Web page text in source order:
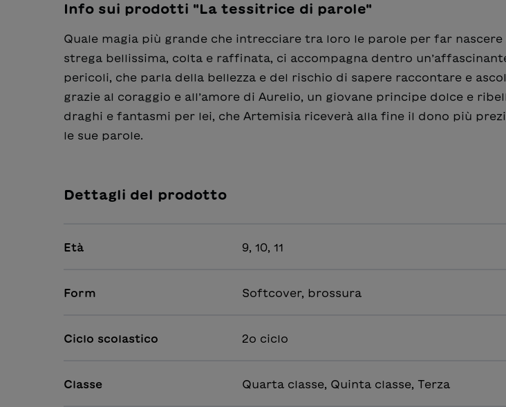
Info sui prodotti "La tessitrice di parole"
Quale magia più grande che intrecciare tra loro le parole per far nascere
strega bellissima, colta e raffinata, ci accompagna dentro
pericoli, che parla della bellezza e del rischio di sapere raccontare e
grazie al coraggio e all’amore di Aurelio, un giovane principe dolce e
draghi e fantasmi per lei, che Artemisia riceverà alla fine il dono più
le sue parole.
Dettagli del prodotto
Età 9, 10, 11
Form Softcover, brossura
Ciclo scolastico 2o ciclo
Classe Quarta classe, Quinta classe, Terza